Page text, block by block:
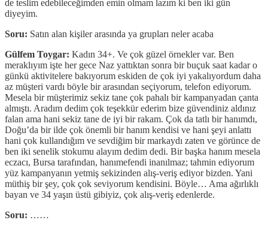
de teslim edebileceğimden emin olmam lazım ki ben iki gün
diyeyim.
Soru: Satın alan kişiler arasında ya grupları neler acaba
Gülfem Toygar: Kadın 34+. Ve çok güzel örnekler var. Ben
meraklıyım işte her gece Naz yattıktan sonra bir buçuk saat kadar o
günkü aktivitelere bakıyorum eskiden de çok iyi yakalıyordum daha
az müşteri vardı böyle bir arasından seçiyorum, telefon ediyorum.
Mesela bir müşterimiz sekiz tane çok pahalı bir kampanyadan çanta
almıştı. Aradım dedim çok teşekkür ederim bize güvendiniz aldınız
falan ama hani sekiz tane de iyi bir rakam. Çok da tatlı bir hanımdı,
Doğu’da bir ilde çok önemli bir hanım kendisi ve hani şeyi anlattı
hani çok kullandığım ve sevdiğim bir markaydı zaten ve görünce de
ben iki senelik stokumu alayım dedim dedi. Bir başka hanım mesela
eczacı, Bursa tarafından, hanımefendi inanılmaz; tahmin ediyorum
yüz kampanyanın yetmiş sekizinden alış-veriş ediyor bizden. Yani
müthiş bir şey, çok çok seviyorum kendisini. Böyle… Ama ağırlıklı
bayan ve 34 yaşın üstü gibiyiz, çok alış-veriş edenlerde.
Soru: ……